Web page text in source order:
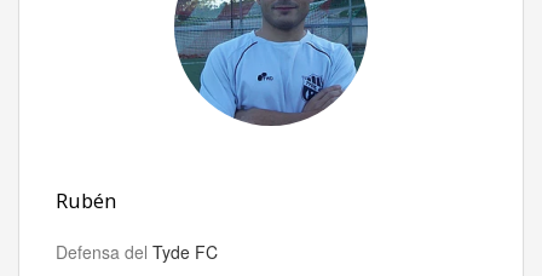
Rubén
Defensa del Tyde FC